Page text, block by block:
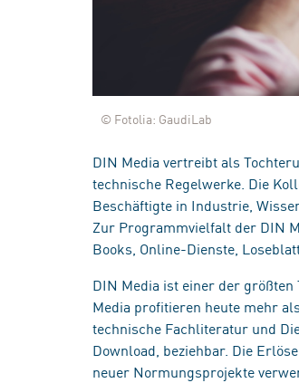
© Fotolia: GaudiLab
DIN Media vertreibt als
technische Regelwerke. Die
Beschäftigte in Industrie,
Zur Programmvielfalt der DIN
Books, Online-Dienste,
DIN Media ist einer der größten
Media profitieren heute mehr
technische Fachliteratur und
Download, beziehbar. Die
neuer Normungsprojekte